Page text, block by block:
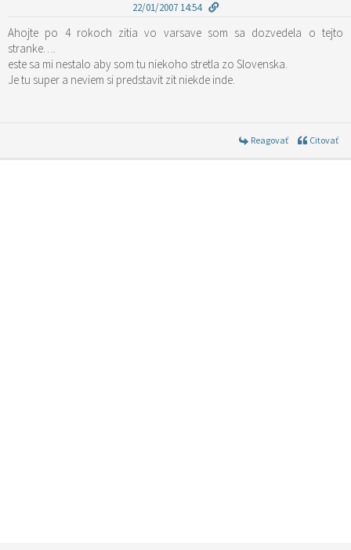
22/01/2007 14:54
Ahojte po 4 rokoch zitia vo varsave som sa dozvedela o tejto
stranke….
este sa mi nestalo aby som tu niekoho stretla zo Slovenska.
Je tu super a neviem si predstavit zit niekde inde.
Reagovať Citovať